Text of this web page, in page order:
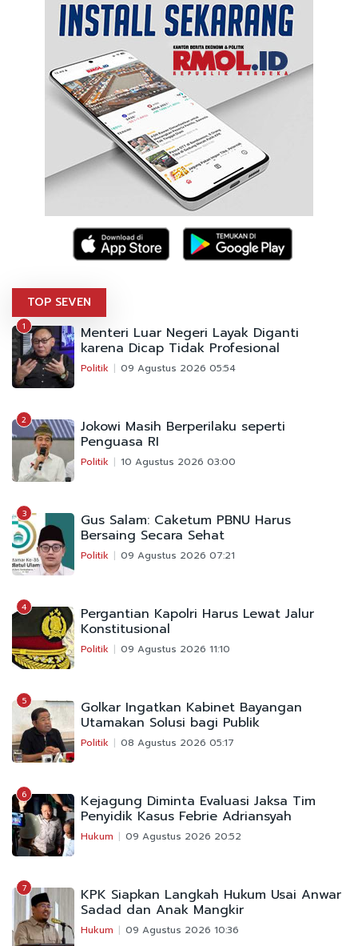
TOP SEVEN
1 Menteri Luar Negeri Layak Diganti
karena Dicap Tidak Profesional
Politik 09 Agustus 2026 05:54
2 Jokowi Masih Berperilaku seperti
Penguasa RI
Politik 10 Agustus 2026 03:00
3 Gus Salam: Caketum PBNU Harus
Bersaing Secara Sehat
Politik 09 Agustus 2026 07:21
4 Pergantian Kapolri Harus Lewat Jalur
Konstitusional
Politik 09 Agustus 2026 11:10
5 Golkar Ingatkan Kabinet Bayangan
Utamakan Solusi bagi Publik
Politik 08 Agustus 2026 05:17
6 Kejagung Diminta Evaluasi Jaksa Tim
Penyidik Kasus Febrie Adriansyah
Hukum 09 Agustus 2026 20:52
7 KPK Siapkan Langkah Hukum Usai Anwar
Sadad dan Anak Mangkir
Hukum 09 Agustus 2026 10:36